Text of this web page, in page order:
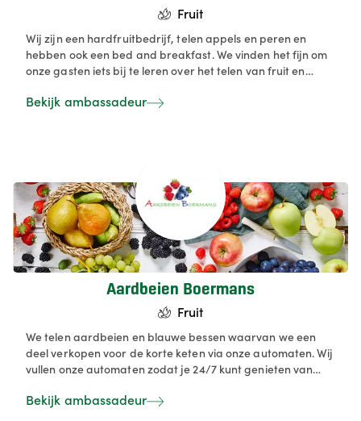
Fruit
Wij zijn een hardfruitbedrijf, telen appels en peren en
hebben ook een bed and breakfast. We vinden het fijn om
onze gasten iets bij te leren over het telen van fruit en
te kopen. Daarom verkopen we ons eigen fruit en sappen
Bekijk ambassadeur
Aardbeien Boermans
Fruit
We telen aardbeien en blauwe bessen waarvan we een
deel verkopen voor de korte keten via onze automaten. Wij
vullen onze automaten zodat je 24/7 kunt genieten van
Bekijk ambassadeur